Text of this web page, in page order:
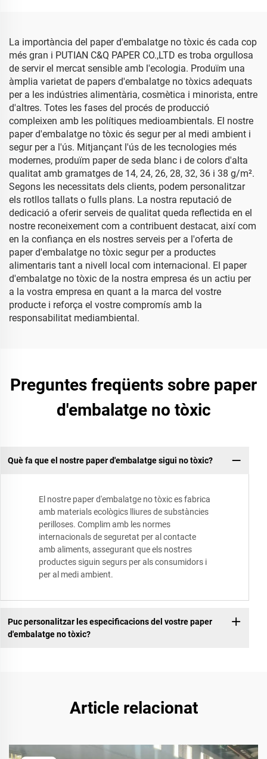
La importància del paper d'embalatge no tòxic és cada cop
més gran i PUTIAN C&Q PAPER CO.,LTD es troba orgullosa
de servir el mercat sensible amb l'ecologia. Produïm una
àmplia varietat de papers d'embalatge no tòxics adequats
per a les indústries alimentària, cosmètica i minorista, entre
d'altres. Totes les fases del procés de producció
compleixen amb les polítiques medioambientals. El nostre
paper d'embalatge no tòxic és segur per al medi ambient i
segur per a l'ús. Mitjançant l'ús de les tecnologies més
modernes, produïm paper de seda blanc i de colors d'alta
qualitat amb gramatges de 14, 24, 26, 28, 32, 36 i 38 g/m².
Segons les necessitats dels clients, podem personalitzar
els rotllos tallats o fulls plans. La nostra reputació de
dedicació a oferir serveis de qualitat queda reflectida en el
nostre reconeixement com a contribuent destacat, així com
en la confiança en els nostres serveis per a l'oferta de
paper d'embalatge no tòxic segur per a productes
alimentaris tant a nivell local com internacional. El paper
d'embalatge no tòxic de la nostra empresa és un actiu per
a la vostra empresa en quant a la marca del vostre
producte i reforça el vostre compromís amb la
responsabilitat mediambiental.
Preguntes freqüents sobre paper
d'embalatge no tòxic
Què fa que el nostre paper d'embalatge sigui no tòxic?
El nostre paper d'embalatge no tòxic es fabrica
amb materials ecològics lliures de substàncies
perilloses. Complim amb les normes
internacionals de seguretat per al contacte
amb aliments, assegurant que els nostres
productes siguin segurs per als consumidors i
per al medi ambient.
Puc personalitzar les especificacions del vostre paper
d'embalatge no tòxic?
Article relacionat